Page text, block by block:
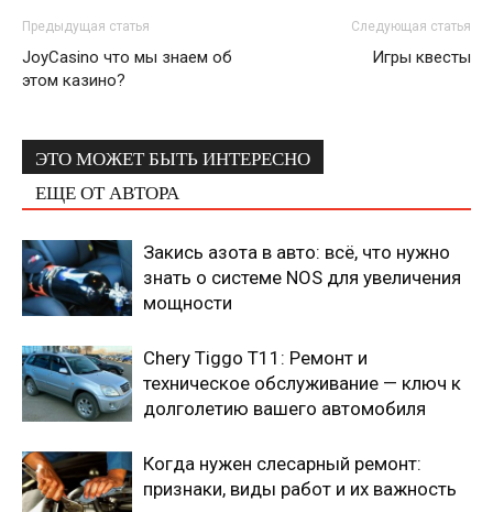
Предыдущая статья
JoyCasino что мы знаем об
этом казино?
Следующая статья
Игры квесты
ЭТО МОЖЕТ БЫТЬ ИНТЕРЕСНО
ЕЩЕ ОТ АВТОРА
Закись азота в авто: всё, что нужно
знать о системе NOS для увеличения
мощности
Chery Tiggo T11: Ремонт и
техническое обслуживание — ключ к
долголетию вашего автомобиля
Когда нужен слесарный ремонт:
признаки, виды работ и их важность